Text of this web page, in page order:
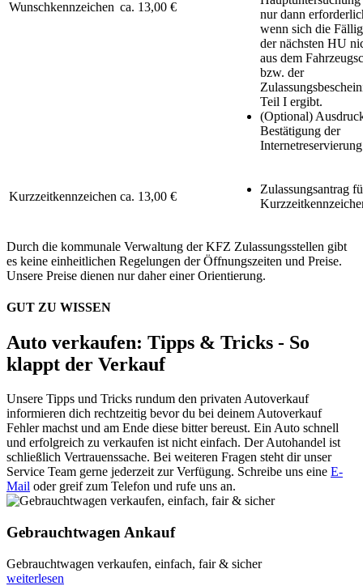
Wunschkennzeichen ca. 13,00 €
nur dann
wenn sich die
der nächsten HU
aus dem
bzw. der
Teil I ergibt.
(Optional)
Bestätigung der
Internetreservierung
Kurzzeitkennzeichen ca. 13,00 €
Zulassungsantrag
Durch die kommunale Verwaltung der KFZ Zulassungsstellen gibt
es keine einheitlichen Regelungen der Öffnungszeiten und Preise.
Unsere Preise dienen nur daher einer Orientierung.
GUT ZU WISSEN
Auto verkaufen: Tipps & Tricks - So
klappt der Verkauf
Unsere Tipps und Tricks rundum den privaten Autoverkauf
informieren dich rechtzeitig bevor du bei deinem Autoverkauf
Fehler machst und am Ende diese bitter bereust. Ein Auto schnell
und erfolgreich zu verkaufen ist nicht einfach. Der Autohandel ist
schließlich Vertrauenssache. Bei weiteren Fragen steht dir unser
Service Team gerne jederzeit zur Verfügung. Schreibe uns eine E-
Mail oder greif zum Telefon und rufe uns an.
Gebrauchtwagen Ankauf
Gebrauchtwagen verkaufen, einfach, fair & sicher
weiterlesen